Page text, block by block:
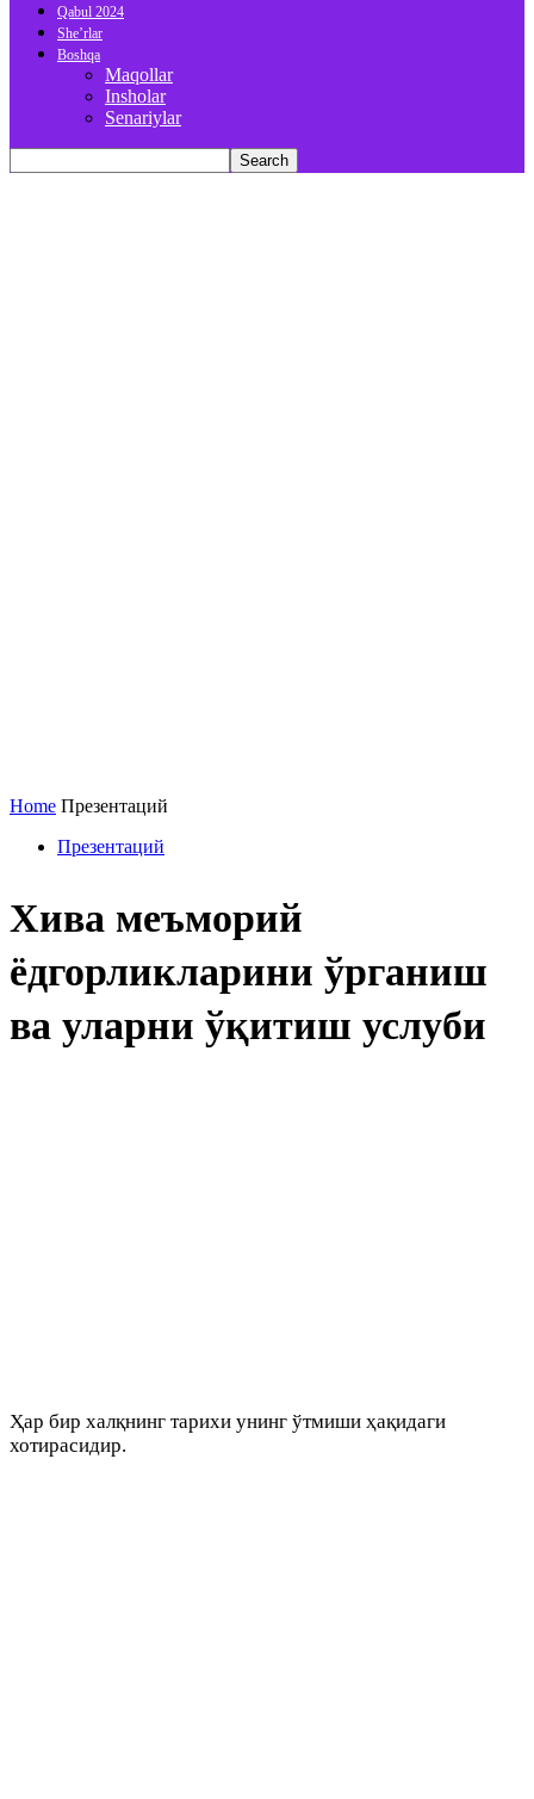
Qabul 2024
She’rlar
Boshqa
Maqollar
Insholar
Senariylar
Home Презентаций
Презентаций
Хива меъморий
ёдгорликларини ўрганиш
ва уларни ўқитиш услуби
Ҳар бир халқнинг тарихи унинг ўтмиши ҳақидаги
хотирасидир.